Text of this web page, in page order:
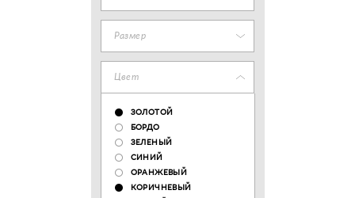
Размер
Цвет
ЗОЛОТОЙ
БОРДО
ЗЕЛЕНЫЙ
СИНИЙ
ОРАНЖЕВЫЙ
КОРИЧНЕВЫЙ